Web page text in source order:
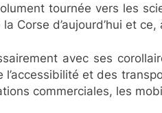
tournée vers les
Corse d’aujourd’hui et
avec ses
et des
commerciales, les